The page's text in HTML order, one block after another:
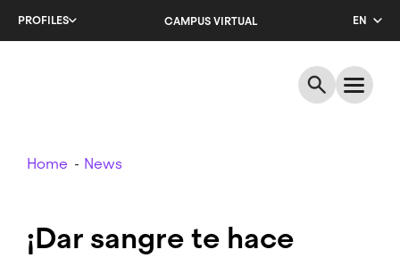
PROFILES CAMPUS VIRTUAL
EN
ES
Breadcrumb
Home News
¡Dar sangre te hace